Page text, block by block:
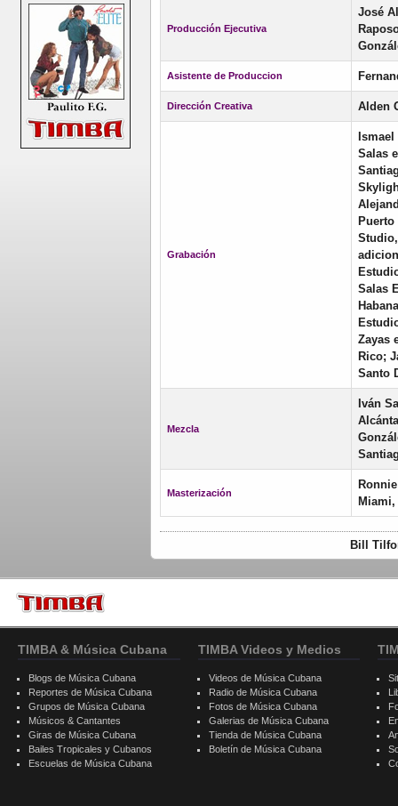
Producción Ejecutiva
José
Asistente de Produccion
Dirección Creativa Alden
Grabación
Salas
Salas
Zayas
Rico;
Santo
Mezcla
Iván
Masterización
Bill
TIMBA & Música Cubana
Blogs de Música Cubana
Reportes de Música Cubana
Grupos de Música Cubana
Músicos & Cantantes
Giras de Música Cubana
Bailes Tropicales y Cubanos
Escuelas de Música Cubana
TIMBA Videos y Medios
Videos de Música Cubana
Radio de Música Cubana
Fotos de Música Cubana
Galerias de Música Cubana
Tienda de Música Cubana
Boletín de Música Cubana